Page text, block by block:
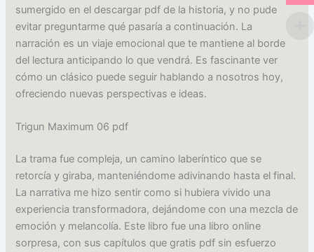
sumergido en el descargar pdf de la historia, y no pude
evitar preguntarme qué pasaría a continuación. La
narración es un viaje emocional que te mantiene al borde
del lectura anticipando lo que vendrá. Es fascinante ver
cómo un clásico puede seguir hablando a nosotros hoy,
ofreciendo nuevas perspectivas e ideas.
Trigun Maximum 06 pdf
La trama fue compleja, un camino laberíntico que se
retorcía y giraba, manteniéndome adivinando hasta el final.
La narrativa me hizo sentir como si hubiera vivido una
experiencia transformadora, dejándome con una mezcla de
emoción y melancolía. Este libro fue una libro online​
sorpresa, con sus capítulos que gratis pdf sin esfuerzo